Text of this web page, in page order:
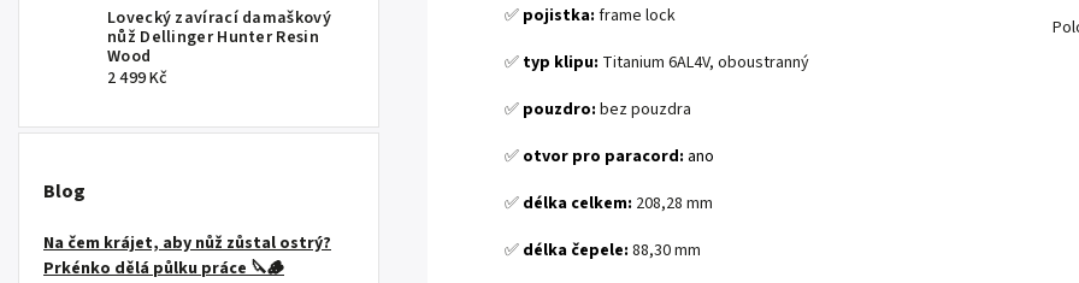
Lovecký zavírací damaškový
nůž Dellinger Hunter Resin
Wood
2 499 Kč
Blog
Na čem krájet, aby nůž zůstal ostrý?
Prkénko dělá půlku práce 🔪🪵
✅ pojistka: frame lock
✅ typ klipu: Titanium 6AL4V, oboustranný
✅ pouzdro: bez pouzdra
✅ otvor pro paracord: ano
✅ délka celkem: 208,28 mm
✅ délka čepele: 88,30 mm